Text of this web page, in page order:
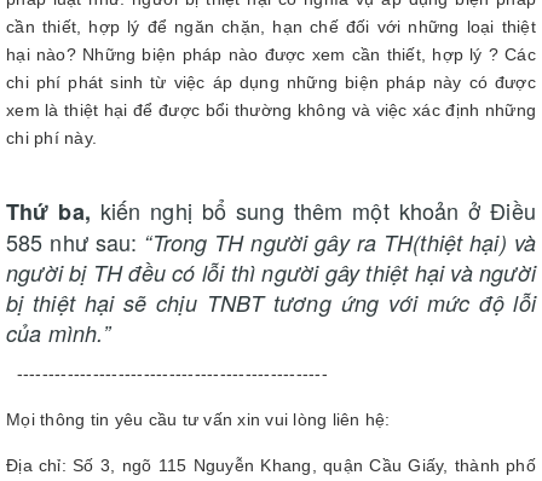
cần thiết, hợp lý để ngăn chặn, hạn chế đối với những loại thiệt
hại nào? Những biện pháp nào được xem cần thiết, hợp lý ? Các
chi phí phát sinh từ việc áp dụng những biện pháp này có được
xem là thiệt hại để được bổi thường không và việc xác định những
chi phí này.
Thứ ba, kiến nghị bổ sung thêm một khoản ở Điều
585 như sau: “Trong TH người gây ra TH(thiệt hại) và
người bị TH đều có lỗi thì người gây thiệt hại và người
bị thiệt hại sẽ chịu TNBT tương ứng với mức độ lỗi
của mình.”
-------------------------------------------------
Mọi thông tin yêu cầu tư vấn xin vui lòng liên hệ:
Địa chỉ: Số 3, ngõ 115 Nguyễn Khang, quận Cầu Giấy, thành phố